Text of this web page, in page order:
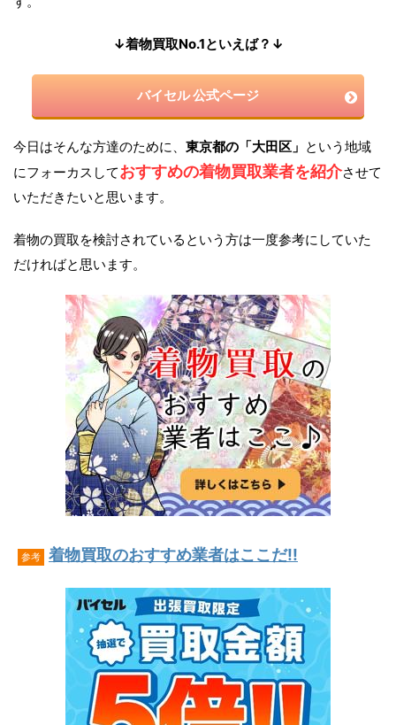
↓着物買取No.1といえば？↓
バイセル 公式ページ
今日はそんな方達のために、 東京都の「大田区」 という地域
にフォーカスしておすすめの着物買取業者を紹介させて
いただきたいと思います。
着物の買取を検討されているという方は一度参考にしていた
だければと思います。
参考 着物買取のおすすめ業者はここだ!!